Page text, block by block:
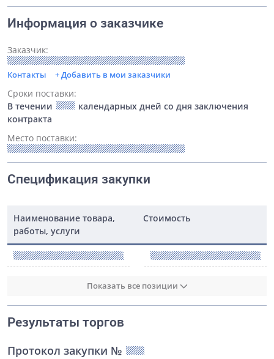
Информация о заказчике
Заказчик:
Контакты + Добавить в мои заказчики
Сроки поставки:
В течении
календарных дней со дня заключения
контракта
Место поставки:
Спецификация закупки
Наименование товара,
работы, услуги
Стоимость
Показать все позиции
Результаты торгов
Протокол закупки №